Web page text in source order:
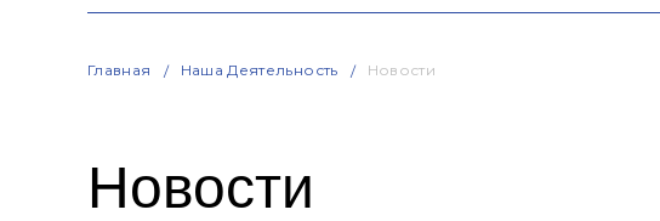
Главная Наша Деятельность Новости
Новости